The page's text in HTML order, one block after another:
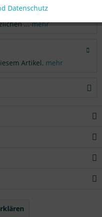
...mehr
Artikel. mehr
Datenschutz